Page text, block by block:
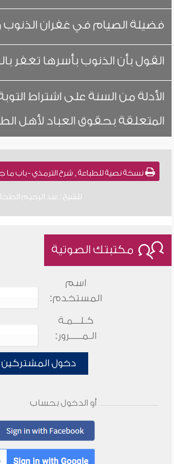
فضيلة الصيام في غفران الذنوب
القول بأن الذنوب بأسرها تغفر
الأدلة من السنة على اشتراط
المتعلقة بحقوق العباد لأهل
للشيخ : عبد الرحيم
مكتبتك الصوتية
اسم
المستخدم:
كـلـــمـة
الـمـــــرور:
دخول المشتركين
أو الدخول بحساب